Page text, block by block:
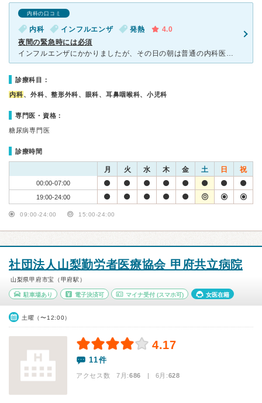
内科の口コミ
内科 インフルエンザ 発熱
4.0
夜間の緊急時には必須
インフルエンザにかかりましたが、その日の朝は普通の内科医院に行ったのですが、ただの風邪との診断。 しかし、夜になって40℃の熱となり、どう考えてもおかしいと思い、110かけて、自宅の近くの救急指定を
診療科目：
内科、外科、整形外科、眼科、耳鼻咽喉科、小児科
専門医・資格：
糖尿病専門医
診療時間
月 火 水 木 金 土 日 祝
00:00-07:00
19:00-24:00
09:00-24:00 15:00-24:00
社団法人山梨勤労者医療協会 甲府共立病院
山梨県甲府市宝（甲府駅）
駐車場あり 電子決済可 マイナ受付 (スマホ可) 女医在籍
土曜（〜12:00）
4.17
11件
アクセス数 7月:686 | 6月:628